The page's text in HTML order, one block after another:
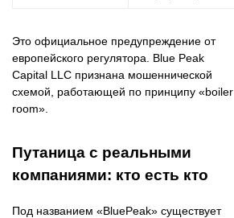
Это официальное предупреждение от
европейского регулятора. Blue Peak
Capital LLC признана мошеннической
схемой, работающей по принципу «boiler
room».
Путаница с реальными
компаниями: кто есть кто
Под названием «BluePeak» существует